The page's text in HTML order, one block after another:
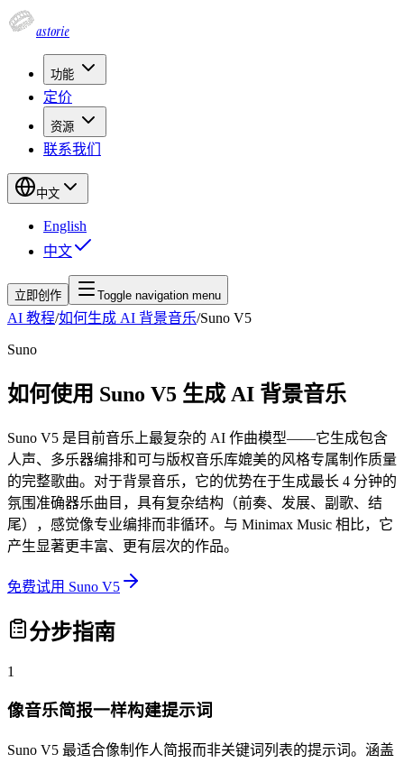
astorie
功能
定价
资源
联系我们
中文
English
中文
立即创作 Toggle navigation menu
AI 教程/如何生成 AI 背景音乐/Suno V5
Suno
如何使用 Suno V5 生成 AI 背景音乐
Suno V5 是目前音乐上最复杂的 AI 作曲模型——它生成包含
人声、多乐器编排和可与版权音乐库媲美的风格专属制作质量
的完整歌曲。对于背景音乐，它的优势在于生成最长 4 分钟的
氛围准确器乐曲目，具有复杂结构（前奏、发展、副歌、结
尾），感觉像专业编排而非循环。与 Minimax Music 相比，它
产生显著更丰富、更有层次的作品。
免费试用 Suno V5
分步指南
1
像音乐简报一样构建提示词
Suno V5 最适合像制作人简报而非关键词列表的提示词。涵盖